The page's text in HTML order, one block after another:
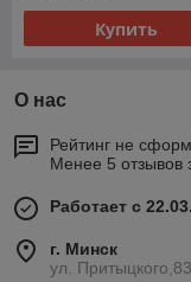
Купить
О нас
Рейтинг не
Менее 5 отзывов
Работает с
г. Минск
ул.